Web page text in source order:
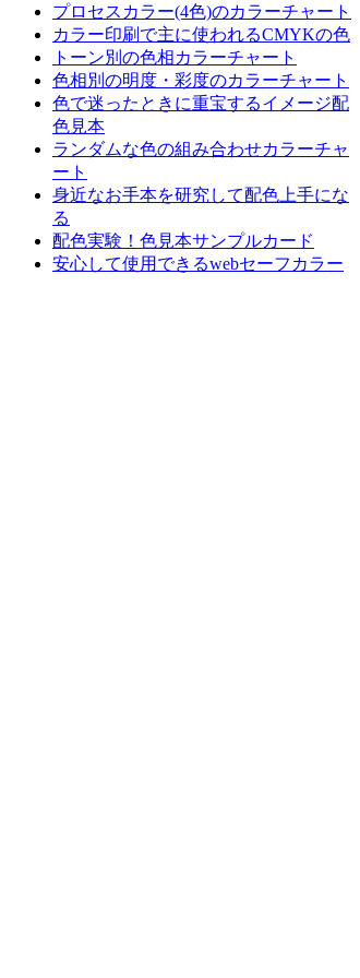
プロセスカラー(4色)のカラーチャート
カラー印刷で主に使われるCMYKの色
トーン別の色相カラーチャート
色相別の明度・彩度のカラーチャート
色で迷ったときに重宝するイメージ配
色見本
ランダムな色の組み合わせカラーチャ
ート
身近なお手本を研究して配色上手にな
る
配色実験！色見本サンプルカード
安心して使用できるwebセーフカラー